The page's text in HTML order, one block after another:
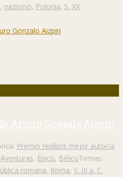
, nazismo, Polonia, S. XX
Arturo Gonzalo Aizpiri
Premio Hislibris mejor autor/a
Aventuras, Épico, BélicoTemas:
romana, Roma, S. III a. C.